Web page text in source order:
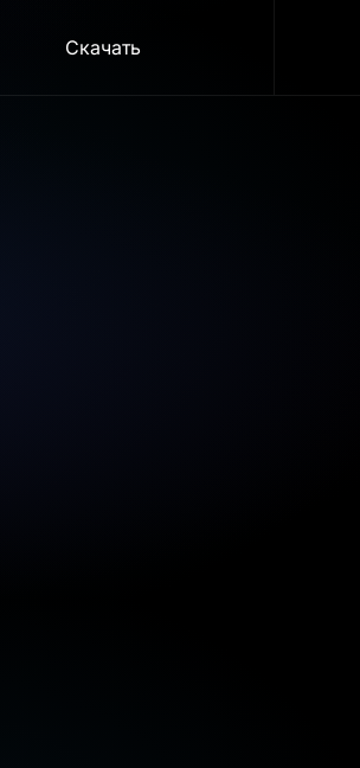
Скачать